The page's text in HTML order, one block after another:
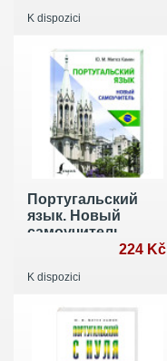
произношением
K dispozici
Португальский
язык. Новый
самоучитель
224 Kč
K dispozici